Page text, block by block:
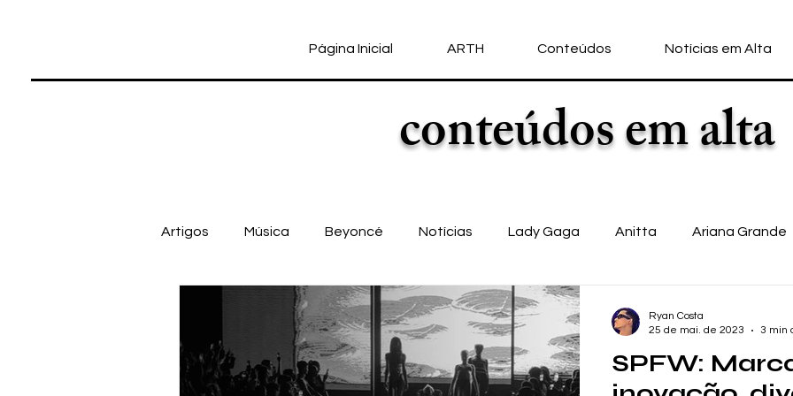
Página Inicial ARTH Conteúdos Notícias em Alta
conteúdos em alta
Artigos Música Beyoncé Notícias Lady Gaga Anitta Ariana Grande
Dua Lipa Pabllo Vittar Michael Jackson
gloria groove Gloria Groove Entretenimento Taylor Swift Música Mundial
SPFW:
Ryan Costa
25 de mai. de 2023
3 min